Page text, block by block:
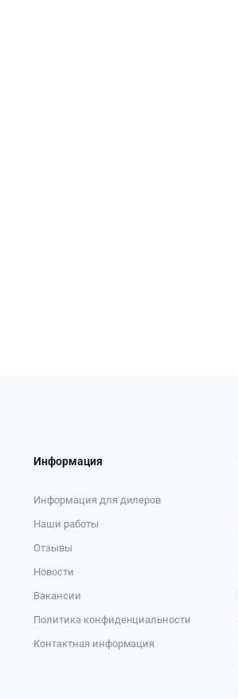
Информация
Информация для дилеров
Наши работы
Отзывы
Новости
Вакансии
Политика конфиденциальности
Контактная информация